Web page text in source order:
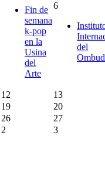
Fin de
semana
k-pop
en la
Usina
del
Arte
6
del
12
13
19
20
26
27
2 3